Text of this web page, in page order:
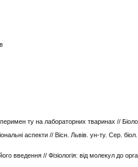
ту на лабораторних тваринах //
аспекти // Вісн. Львів. ун-ту. Сер.
введення // Фізіологія: від молекул до